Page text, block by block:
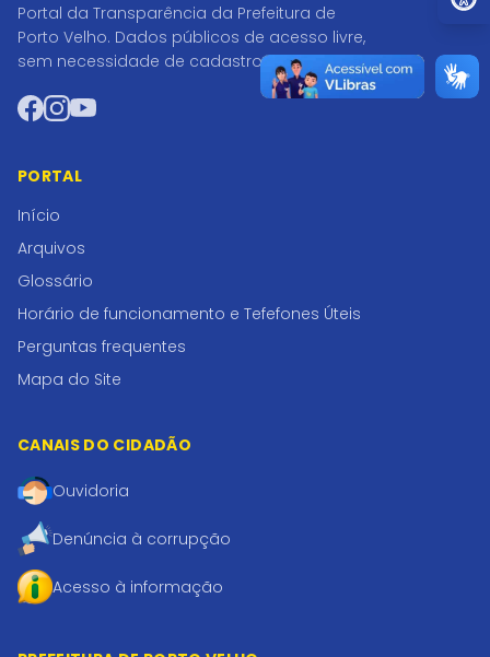
Portal da Transparência da Prefeitura de
Porto Velho. Dados públicos de acesso livre,
sem necessidade de cadastro.
Facebook
Instagram
YouTube
PORTAL
Início
Arquivos
Glossário
Horário de funcionamento e Tefefones Úteis
Perguntas frequentes
Mapa do Site
CANAIS DO CIDADÃO
Ouvidoria
Denúncia à corrupção
Acesso à informação